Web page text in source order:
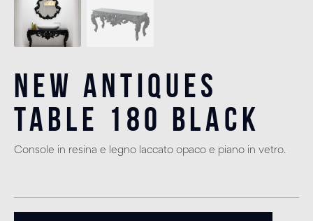
New Antiques
Table 180 Black
Console in resina e legno laccato opaco e piano in vetro.